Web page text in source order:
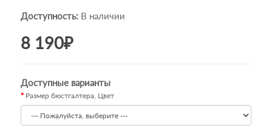
Доступность: В наличии
8 190₽
Доступные варианты
Размер бюстгалтера, Цвет